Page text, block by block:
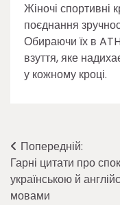
Жіночі спортивні
поєднання
Обираючи їх в
взуття, яке
у кожному кроці.
Навігація
записів
Попередній:
Гарні цитати про
українською й
мовами